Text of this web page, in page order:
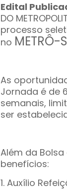
Edital
DO
processo
no METRÔ-
As
Jornada é de
semanais,
ser
Além da
benefícios:
1. Auxílio